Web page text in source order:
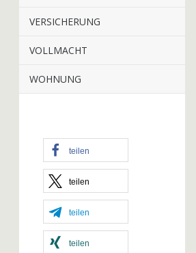
VERSICHERUNG
VOLLMACHT
WOHNUNG
teilen
teilen
teilen
teilen